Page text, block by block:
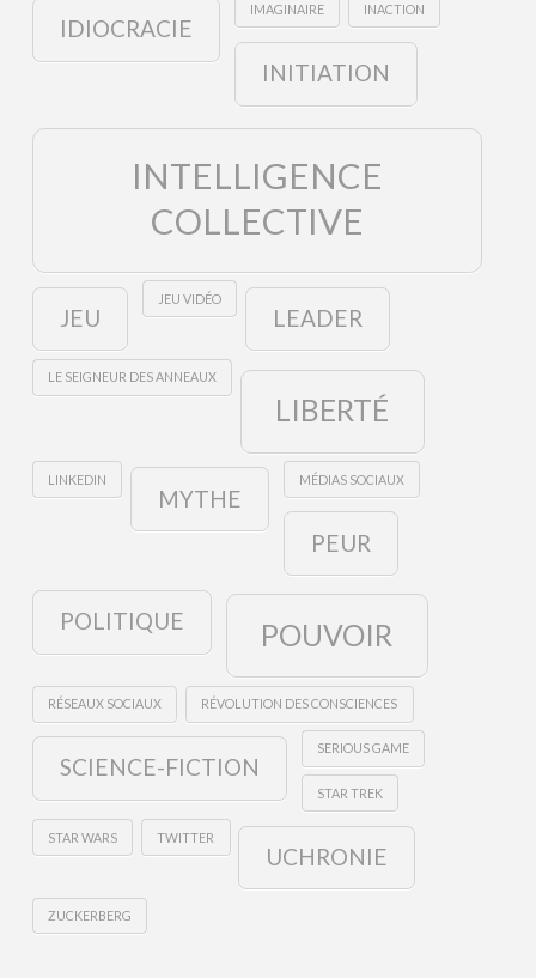
IDIOCRACIE
IMAGINAIRE INACTION
INITIATION
INTELLIGENCE
COLLECTIVE
JEU
JEU VIDÉO
LEADER
LE SEIGNEUR DES ANNEAUX
LIBERTÉ
LINKEDIN
MYTHE
MÉDIAS SOCIAUX
PEUR
POLITIQUE POUVOIR
RÉSEAUX SOCIAUX RÉVOLUTION DES CONSCIENCES
SCIENCE-FICTION
SERIOUS GAME
STAR TREK
STAR WARS TWITTER
UCHRONIE
ZUCKERBERG